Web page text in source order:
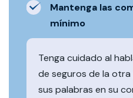
Mantenga las
mínimo
Tenga cuidado al
de seguros de la
sus palabras en su